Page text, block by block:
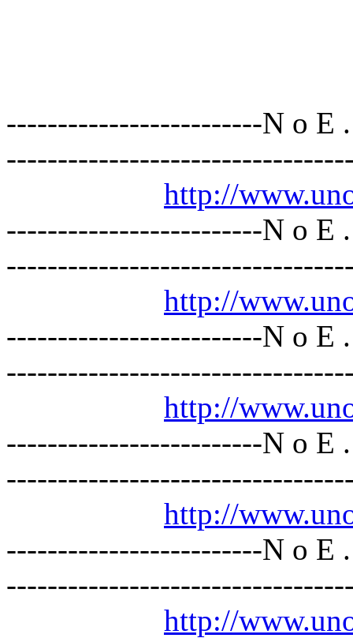
-------------------------N o E
http://
-------------------------N o E
http://
-------------------------N o E
http://
-------------------------N o E
http://
-------------------------N o E
http://